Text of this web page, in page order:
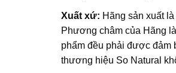
Xuất xứ: Hãng sản xuất là
Phương châm của Hãng
phẩm đều phải được đảm
thương hiệu So Natural